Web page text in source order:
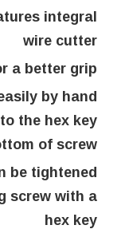
integral
wire cutter
a better grip
by hand
the hex key
of screw
be tightened
screw with a
hex key